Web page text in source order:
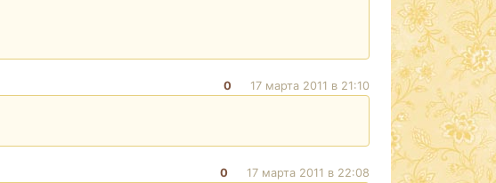
0 17 марта 2011 в 21:10
0 17 марта 2011 в 22:08